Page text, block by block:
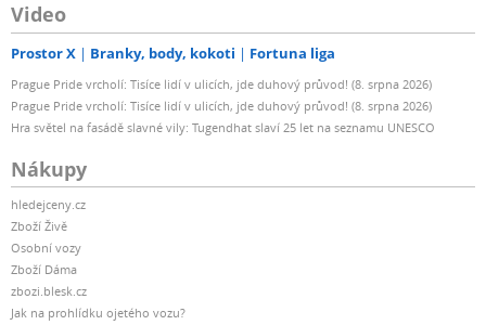
Video
Prostor X Branky, body, kokoti Fortuna liga
Prague Pride vrcholí: Tisíce lidí v ulicích, jde duhový průvod! (8. srpna 2026)
Prague Pride vrcholí: Tisíce lidí v ulicích, jde duhový průvod! (8. srpna 2026)
Hra světel na fasádě slavné vily: Tugendhat slaví 25 let na seznamu UNESCO
Nákupy
hledejceny.cz
Zboží Živě
Osobní vozy
Zboží Dáma
zbozi.blesk.cz
Jak na prohlídku ojetého vozu?